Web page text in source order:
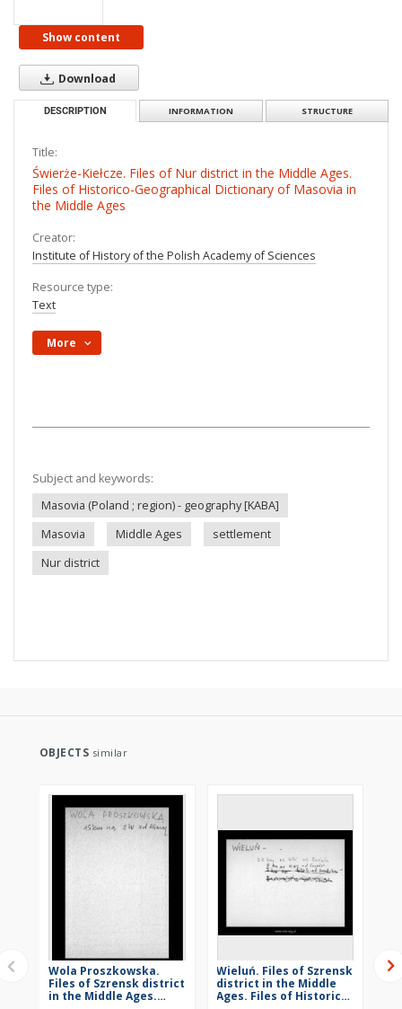
Show content
Download
DESCRIPTION INFORMATION STRUCTURE
Title:
Świerże-Kiełcze. Files of Nur district in the Middle Ages.
Files of Historico-Geographical Dictionary of Masovia in
the Middle Ages
Creator:
Institute of History of the Polish Academy of Sciences
Resource type:
Text
More
Subject and keywords:
Masovia (Poland ; region) - geography [KABA]
Masovia
Middle Ages
settlement
Nur district
OBJECTS similar
Wola Proszkowska.
Files of Szrensk district
in the Middle Ages.
Wieluń. Files of Szrensk
district in the Middle
Ages. Files of Historico-